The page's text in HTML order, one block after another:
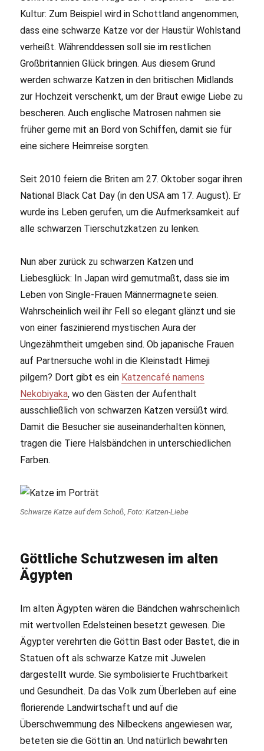
Kultur: Zum Beispiel wird in Schottland angenommen,
dass eine schwarze Katze vor der Haustür Wohlstand
verheißt. Währenddessen soll sie im restlichen
Großbritannien Glück bringen. Aus diesem Grund
werden schwarze Katzen in den britischen Midlands
zur Hochzeit verschenkt, um der Braut ewige Liebe zu
bescheren. Auch englische Matrosen nahmen sie
früher gerne mit an Bord von Schiffen, damit sie für
eine sichere Heimreise sorgten.
Seit 2010 feiern die Briten am 27. Oktober sogar ihren
National Black Cat Day (in den USA am 17. August). Er
wurde ins Leben gerufen, um die Aufmerksamkeit auf
alle schwarzen Tierschutzkatzen zu lenken.
Nun aber zurück zu schwarzen Katzen und
Liebesglück: In Japan wird gemutmaßt, dass sie im
Leben von Single-Frauen Männermagnete seien.
Wahrscheinlich weil ihr Fell so elegant glänzt und sie
von einer faszinierend mystischen Aura der
Ungezähmtheit umgeben sind. Ob japanische Frauen
auf Partnersuche wohl in die Kleinstadt Himeji
pilgern? Dort gibt es ein Katzencafé namens
Nekobiyaka, wo den Gästen der Aufenthalt
ausschließlich von schwarzen Katzen versüßt wird.
Damit die Besucher sie auseinanderhalten können,
tragen die Tiere Halsbändchen in unterschiedlichen
Farben.
Schwarze Katze auf dem Schoß, Foto: Katzen-Liebe
Göttliche Schutzwesen im alten
Ägypten
Im alten Ägypten wären die Bändchen wahrscheinlich
mit wertvollen Edelsteinen besetzt gewesen. Die
Ägypter verehrten die Göttin Bast oder Bastet, die in
Statuen oft als schwarze Katze mit Juwelen
dargestellt wurde. Sie symbolisierte Fruchtbarkeit
und Gesundheit. Da das Volk zum Überleben auf eine
florierende Landwirtschaft und auf die
Überschwemmung des Nilbeckens angewiesen war,
beteten sie die Göttin an. Und natürlich bewahrten